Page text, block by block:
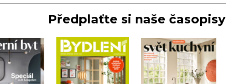
Předplaťte si naše časopisy